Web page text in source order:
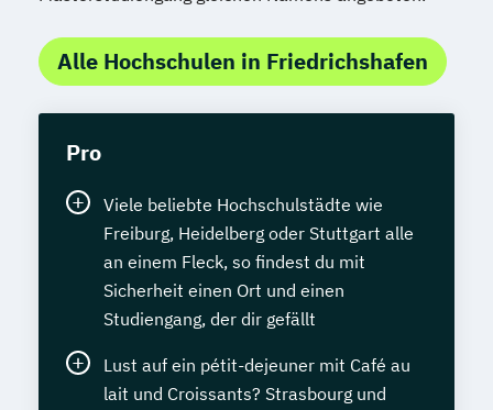
Alle Hochschulen in Friedrichshafen
Pro
Viele beliebte Hochschulstädte wie
Freiburg, Heidelberg oder Stuttgart alle
an einem Fleck, so findest du mit
Sicherheit einen Ort und einen
Studiengang, der dir gefällt
Lust auf ein pétit-dejeuner mit Café au
lait und Croissants? Strasbourg und